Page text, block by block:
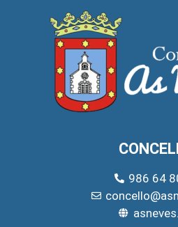
986 64